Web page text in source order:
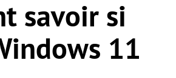
savoir si
11